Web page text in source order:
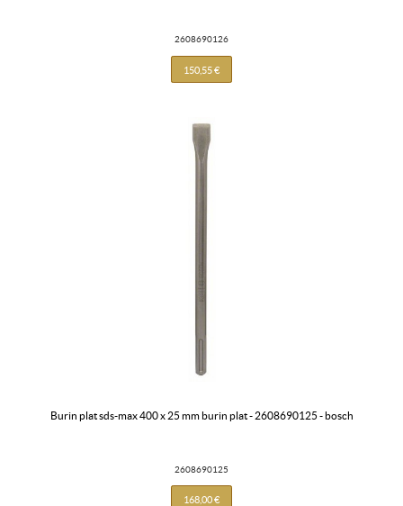
2608690126
150,55 €
burin plat sds-max 400 x 25 mm burin plat - 2608690125 - bosch
2608690125
168,00 €